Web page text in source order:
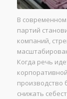
В
партий
компаний,
Когда речь
производство
снижать